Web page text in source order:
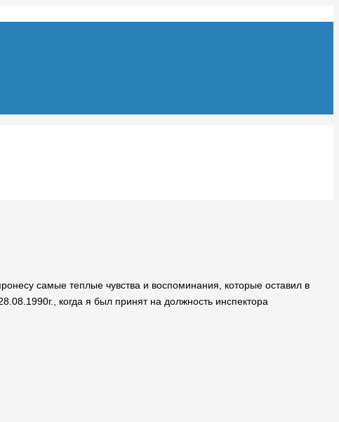
самые теплые чувства и воспоминания, которые оставил в
когда я был принят на должность инспектора